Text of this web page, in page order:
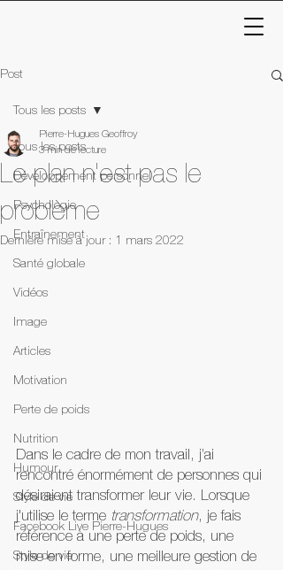
Post
Tous les posts
Développement personnel
Psychologie
Entraînement
Santé globale
Vidéos
Image
Articles
Motivation
Perte de poids
Nutrition
Humour
Style de vie
Facebook Live Pierre-Hugues
Style de vie
Tous les posts
Le plan n'est pas le
problème
Pierre-Hugues Geoffroy
3 min de lecture
Dernière mise à jour : 1 mars 2022
Dans le cadre de mon travail, j’ai
rencontré énormément de personnes qui
désiraient transformer leur vie. Lorsque
j'utilise le terme transformation, je fais
référence à une perte de poids, une
mise en forme, une meilleure gestion de